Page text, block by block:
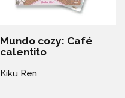
Mundo cozy: Café
calentito
Kiku Ren